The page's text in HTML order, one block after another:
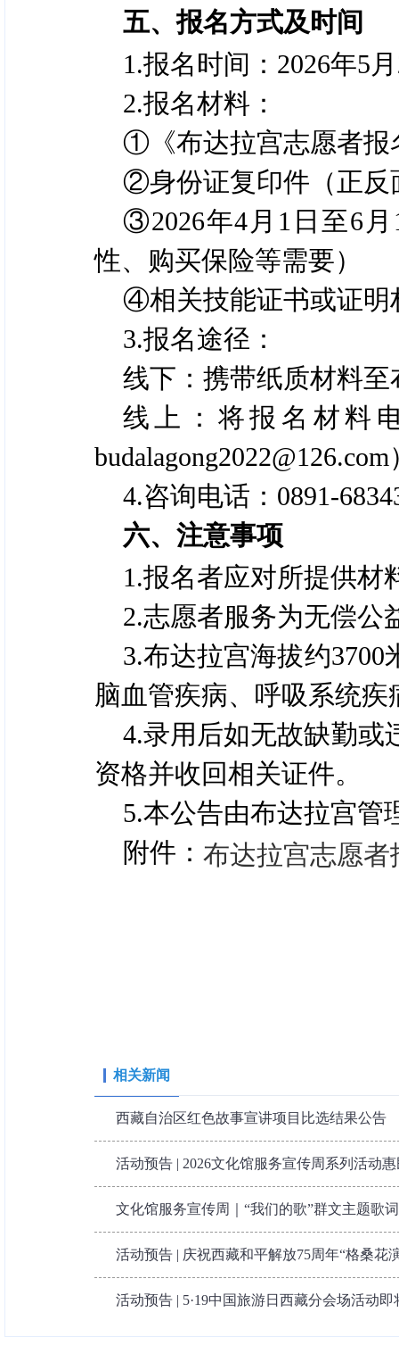
五、报名方式及时间
1.报名时间：2026年5
2.报名材料：
①《布达拉宫志愿者报
②身份证复印件（正反
③2026年4月1日至6
性、购买保险等需要）
④相关技能证书或证明
3.报名途径：
线下：携带纸质材料
线上：将报名材料
budalagong2022@126.com
4.咨询电话：0891-
六、注意事项
1.报名者应对所提供材
2.志愿者服务为无偿公
3.布达拉宫海拔约
脑血管疾病、呼吸系统
4.录用后如无故缺勤或
资格并收回相关证件。
5.本公告由布达拉宫管
附件： 布达拉宫志愿者
相关新闻
西藏自治区红色故事宣讲项目比选结果公告
活动预告 | 2026文化馆服务宣传周系列活动
文化馆服务宣传周｜“我们的歌”群文主题歌
活动预告 | 庆祝西藏和平解放75周年“格桑花
活动预告 | 5·19中国旅游日西藏分会场活动